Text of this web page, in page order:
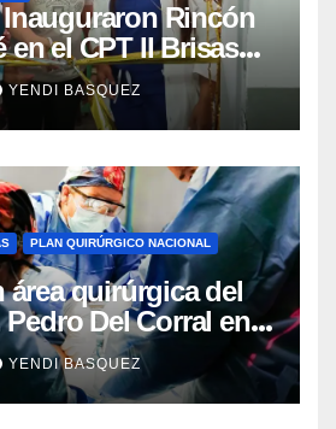
Rincón
en el CPT II Brisas
​Inauguraron
YENDI BASQUEZ
PLAN QUIRÚRGICO NACIONAL
área quirúrgica del
Del Corral en
YENDI BASQUEZ